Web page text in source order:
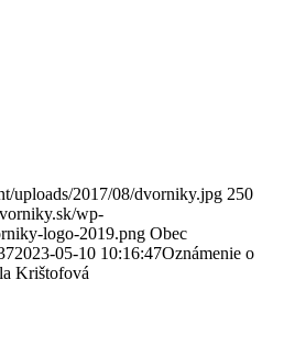
uploads/2017/08/dvorniky.jpg 250
wp-
logo-2019.png Obec
2023-05-10 10:16:47Oznámenie o
Krištofová